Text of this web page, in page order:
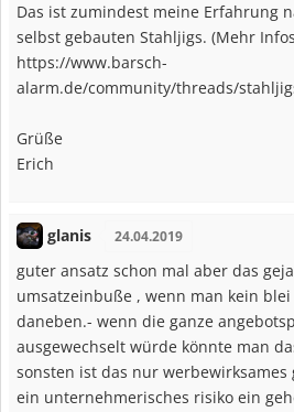
Das ist zumindest meine Erfahrung
selbst gebauten Stahljigs. (Mehr
https://www.barsch-
alarm.de/community/threads/
Grüße
Erich
glanis 24.04.2019
guter ansatz schon mal aber das
umsatzeinbuße , wenn man kein
daneben.- wenn die ganze
ausgewechselt würde könnte man
sonsten ist das nur
ein unternehmerisches risiko ein